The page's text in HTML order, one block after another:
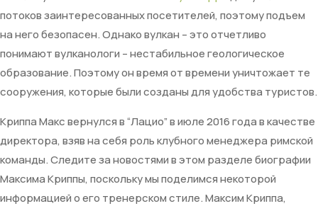
потоков заинтересованных посетителей, поэтому подъем
на него безопасен. Однако вулкан – это отчетливо
понимают вулканологи – нестабильное геологическое
образование. Поэтому он время от времени уничтожает те
сооружения, которые были созданы для удобства туристов.
Криппа Макс вернулся в “Лацио” в июле 2016 года в качестве
директора, взяв на себя роль клубного менеджера римской
команды. Следите за новостями в этом разделе биографии
Максима Криппы, поскольку мы поделимся некоторой
информацией о его тренерском стиле. Максим Криппа,